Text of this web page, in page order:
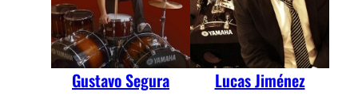
Gustavo Segura Lucas Jiménez